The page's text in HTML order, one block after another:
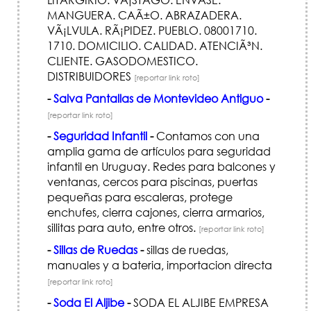
MANGUERA. CAÃ±O. ABRAZADERA.
VÃ¡LVULA. RÃ¡PIDEZ. PUEBLO. 08001710.
1710. DOMICILIO. CALIDAD. ATENCIÃ³N.
CLIENTE. GASODOMESTICO.
DISTRIBUIDORES [reportar link roto]
-Salva Pantallas de Montevideo Antiguo-
[reportar link roto]
-Seguridad Infantil-Contamos con una
amplia gama de artículos para seguridad
infantil en Uruguay. Redes para balcones y
ventanas, cercos para piscinas, puertas
pequeñas para escaleras, protege
enchufes, cierra cajones, cierra armarios,
sillitas para auto, entre otros. [reportar link roto]
-Sillas de Ruedas-sillas de ruedas,
manuales y a bateria, importacion directa
[reportar link roto]
-Soda El Aljibe-SODA EL ALJIBE EMPRESA